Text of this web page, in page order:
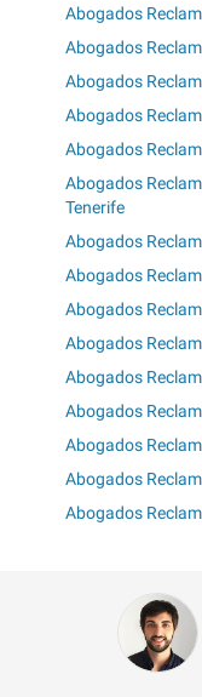
Abogados
Abogados
Abogados
Abogados
Abogados
Abogados
Tenerife
Abogados
Abogados
Abogados
Abogados
Abogados
Abogados
Abogados
Abogados
Abogados